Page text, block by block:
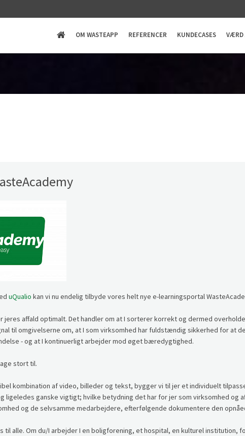
OM WASTEAPP REFERENCER KUNDECASES VÆRD
uQualio kan vi nu endelig tilbyde vores helt nye e-learningsportal
jeres affald optimalt. Det handler om at I sorterer korrekt og dermed
til omgivelserne om, at I som virksomhed har fuldstændig sikkerhed for at
- og at I kontinuerligt arbejder mod øget bæredygtighed.
stort til.
kombination af video, billeder og tekst, bygger vi til jer et individuelt
ligeledes ganske vigtigt; hvilke betydning det har for jer som virksomhed
og de selvsamme medarbejdere, efterfølgende dokumentere den
til alle. Om du/I arbejder I en boligforening, et hospital, en kulturel